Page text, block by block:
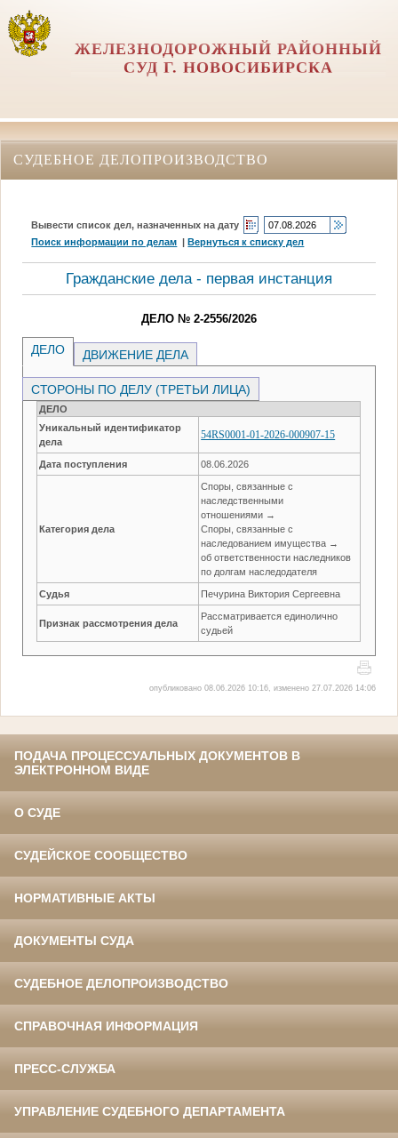
ЖЕЛЕЗНОДОРОЖНЫЙ РАЙОННЫЙ
СУД Г. НОВОСИБИРСКА
СУДЕБНОЕ ДЕЛОПРОИЗВОДСТВО
Вывести список дел, назначенных на дату
Поиск информации по делам |Вернуться к списку дел
Гражданские дела - первая инстанция
ДЕЛО № 2-2556/2026
ДЕЛО ДВИЖЕНИЕ ДЕЛА
СТОРОНЫ ПО ДЕЛУ (ТРЕТЬИ ЛИЦА)
ДЕЛО
Уникальный идентификатор
дела
54RS0001-01-2026-000907-15
Дата поступления 08.06.2026
Категория дела
Споры, связанные с
наследственными
отношениями →
Споры, связанные с
наследованием имущества →
об ответственности наследников
по долгам наследодателя
Судья Печурина Виктория Сергеевна
Признак рассмотрения дела
Рассматривается единолично
судьей
опубликовано 08.06.2026 10:16, изменено 27.07.2026 14:06
ПОДАЧА ПРОЦЕССУАЛЬНЫХ ДОКУМЕНТОВ В
ЭЛЕКТРОННОМ ВИДЕ
О СУДЕ
СУДЕЙСКОЕ СООБЩЕСТВО
НОРМАТИВНЫЕ АКТЫ
ДОКУМЕНТЫ СУДА
СУДЕБНОЕ ДЕЛОПРОИЗВОДСТВО
СПРАВОЧНАЯ ИНФОРМАЦИЯ
ПРЕСС-СЛУЖБА
УПРАВЛЕНИЕ СУДЕБНОГО ДЕПАРТАМЕНТА